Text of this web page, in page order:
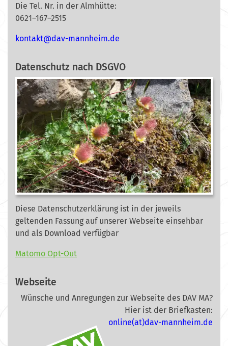
Die Tel. Nr. in der Almhütte:
0621–167–2515
ed.mi
ehnna
m-vad
@tkat
nok
Datenschutz nach DSGVO
Diese Datenschutzerklärung ist in der jeweils
geltenden Fassung auf unserer Webseite einsehbar
und als Download verfügbar
Matomo Opt-Out
Webseite
Wünsche und Anregungen zur Webseite des DAV MA?
Hier ist der Briefkasten:
online(at)dav-mannheim.de